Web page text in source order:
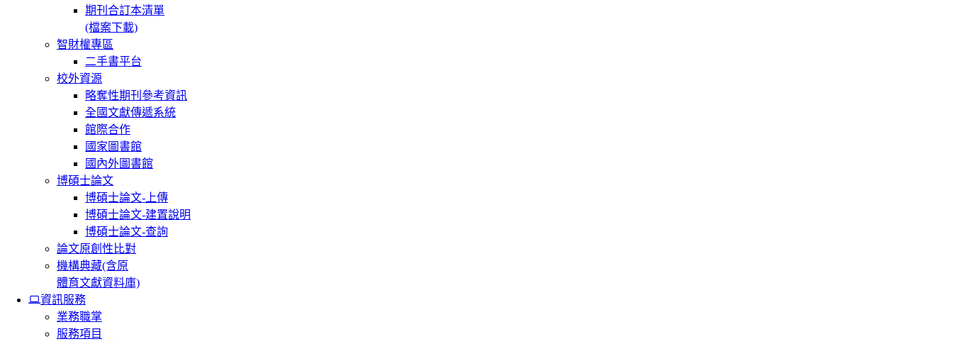
期刊合訂本清單
(檔案下載)
智財權專區
二手書平台
校外資源
略奪性期刊參考資訊
全國文獻傳遞系統
館際合作
國家圖書館
國內外圖書館
博碩士論文
博碩士論文-上傳
博碩士論文-建置說明
博碩士論文-查詢
論文原創性比對
機構典藏(含原
體育文獻資料庫)
資訊服務
業務職掌
服務項目